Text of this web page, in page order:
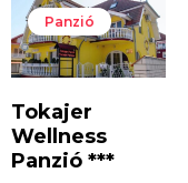
Panzió
Tokajer
Wellness
Panzió ***